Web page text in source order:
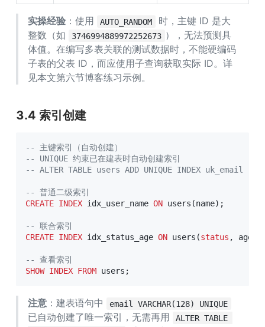
实操经验 ：使用 AUTO_RANDOM
时，主键 ID 是大
整数（如
3746994889972252673 ），无法预测具
体值。在编写多表关联的测试数据时，不能硬编码
子表的父表 ID，而应使用子查询获取实际 ID。详
见本文第六节博客练习示例。
3.4 索引创建
-- 主键索引（自动创建）
-- UNIQUE 约束已在建表时自动创建索引
-- ALTER TABLE users ADD UNIQUE INDEX uk_email
-- 普通二级索引
CREATE INDEX idx_user_name ON users (name) ;
-- 联合索引
CREATE INDEX idx_status_age ON users (status , age
-- 查看索引
SHOW INDEX FROM users ;
注意 ：建表语句中 email VARCHAR(128) UNIQUE
已自动创建了唯一索引，无需再用
ALTER TABLE